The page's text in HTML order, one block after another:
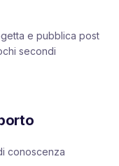
e pubblica post
secondi
conoscenza